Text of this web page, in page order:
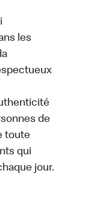
les
de
toute
qui
jour.